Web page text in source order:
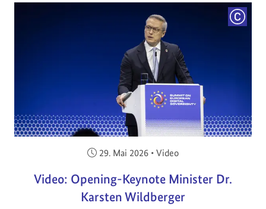
Veröffentlicht am:
29. Mai 2026 • Video
Video: Opening-Keynote Minister Dr.
Karsten Wildberger